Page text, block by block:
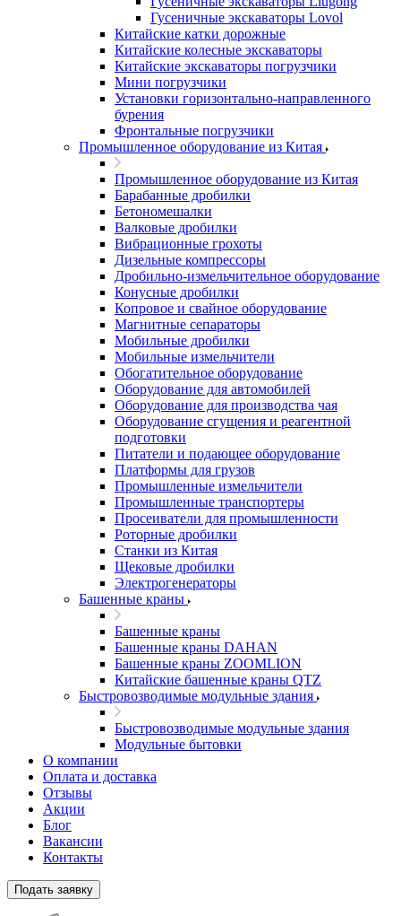
Гусеничные экскаваторы Lovol
Китайские катки дорожные
Китайские колесные экскаваторы
Китайские экскаваторы погрузчики
Мини погрузчики
Установки горизонтально-направленного
бурения
Фронтальные погрузчики
Промышленное оборудование из Китая
Промышленное оборудование из Китая
Барабанные дробилки
Бетономешалки
Валковые дробилки
Вибрационные грохоты
Дизельные компрессоры
Дробильно-измельчительное оборудование
Конусные дробилки
Копровое и свайное оборудование
Магнитные сепараторы
Мобильные дробилки
Мобильные измельчители
Обогатительное оборудование
Оборудование для автомобилей
Оборудование для производства чая
Оборудование сгущения и реагентной
подготовки
Питатели и подающее оборудование
Платформы для грузов
Промышленные измельчители
Промышленные транспортеры
Просеиватели для промышленности
Роторные дробилки
Станки из Китая
Щековые дробилки
Электрогенераторы
Башенные краны
Башенные краны
Башенные краны DAHAN
Башенные краны ZOOMLION
Китайские башенные краны QTZ
Быстровозводимые модульные здания
Быстровозводимые модульные здания
Модульные бытовки
О компании
Оплата и доставка
Отзывы
Акции
Блог
Вакансии
Контакты
Подать заявку